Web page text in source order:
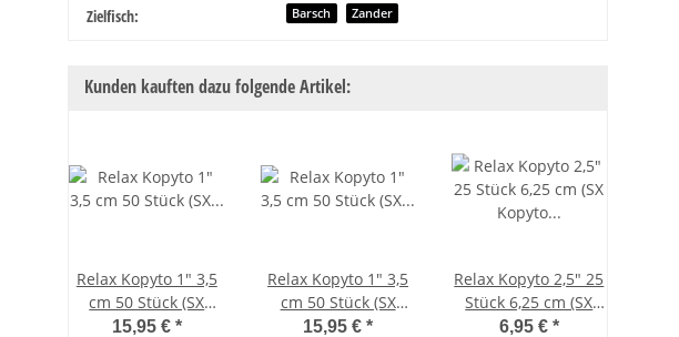
Produkteigenschaft
Wert
Zielfisch: Barsch Zander
Kunden kauften dazu folgende Artikel:
Relax Kopyto 1" 3,5
cm 50 Stück (SX
Kopyto-Classic 1" ca.
15,95 € *
Relax Kopyto 1" 3,5
cm 50 Stück (SX
Kopyto-Classic 1" ca.
15,95 €*
Relax Kopyto 2,5" 25
Stück 6,25 cm (SX
Kopyto Classic 2,5" 7
6,95 € *